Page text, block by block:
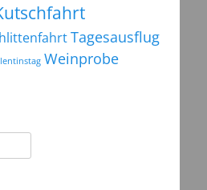
Tagesausflug
Weinprobe